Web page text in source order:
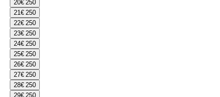
20€ 250
21€ 250
22€ 250
23€ 250
24€ 250
25€ 250
26€ 250
27€ 250
28€ 250
29€ 250